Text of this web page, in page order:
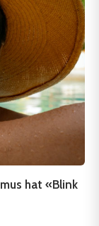
hat «Blink